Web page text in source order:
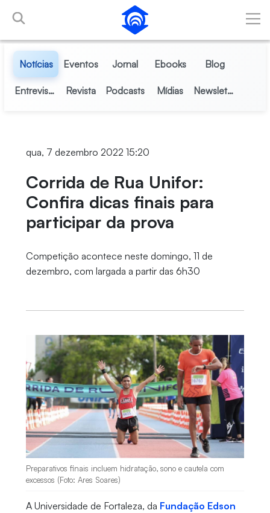
Pular para o Conteúdo principal
Notícias Eventos Jornal Ebooks Blog
Entrevistas Revista Podcasts Mídias Newsletter
qua, 7 dezembro 2022 15:20
Corrida de Rua Unifor:
Confira dicas finais para
participar da prova
Competição acontece neste domingo, 11 de
dezembro, com largada a partir das 6h30
Preparativos finais incluem hidratação, sono e cautela com
excessos (Foto: Ares Soares)
A Universidade de Fortaleza, da Fundação Edson